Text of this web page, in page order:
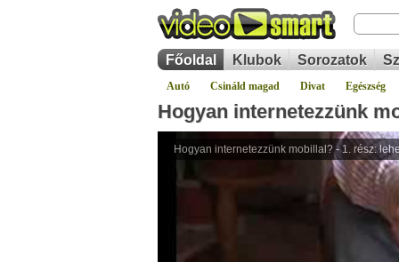
Főoldal Klubok Sorozatok
Autó Csináld magad Divat Egészség
Hogyan internetezzünk